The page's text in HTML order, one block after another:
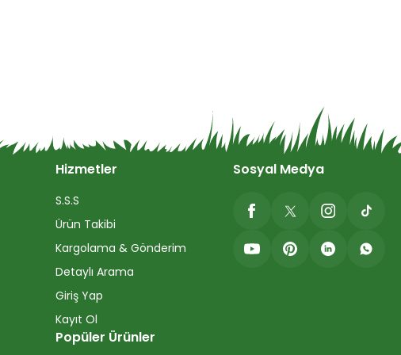
Hizmetler
S.S.S
Ürün Takibi
Kargolama & Gönderim
Detaylı Arama
Giriş Yap
Kayıt Ol
Popüler Ürünler
Sosyal Medya